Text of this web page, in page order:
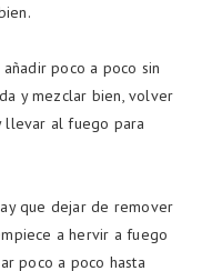
poco a poco sin
y mezclar bien, volver
llevar al fuego para
que dejar de remover
a hervir a fuego
poco a poco hasta